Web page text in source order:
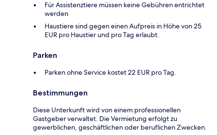
Für Assistenztiere müssen keine Gebühren entrichtet
werden
Haustiere sind gegen einen Aufpreis in Höhe von 25
EUR pro Haustier und pro Tag erlaubt.
Parken
Parken ohne Service kostet 22 EUR pro Tag.
Bestimmungen
Diese Unterkunft wird von einem professionellen
Gastgeber verwaltet. Die Vermietung erfolgt zu
gewerblichen, geschäftlichen oder beruflichen Zwecken.